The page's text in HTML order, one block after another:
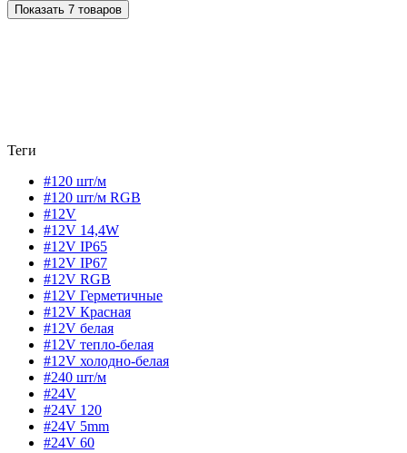
Показать 7 товаров
Теги
#120 шт/м
#120 шт/м RGB
#12V
#12V 14,4W
#12V IP65
#12V IP67
#12V RGB
#12V Герметичные
#12V Красная
#12V белая
#12V тепло-белая
#12V холодно-белая
#240 шт/м
#24V
#24V 120
#24V 5mm
#24V 60